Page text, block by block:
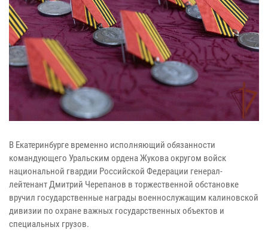
В Екатеринбурге временно исполняющий обязанности
командующего Уральским ордена Жукова округом войск
национальной гвардии Российской Федерации генерал-
лейтенант Дмитрий Черепанов в торжественной обстановке
вручил государственные награды военнослужащим калиновской
дивизии по охране важных государственных объектов и
специальных грузов.